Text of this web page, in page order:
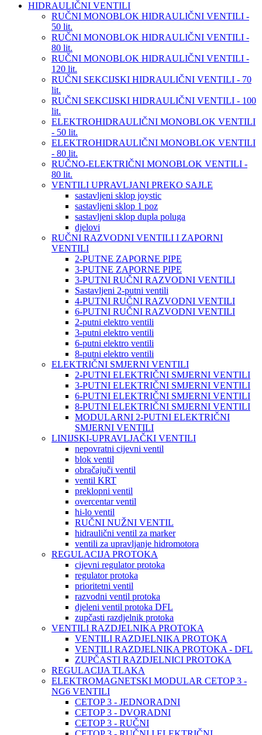
HIDRAULIČNI VENTILI
RUČNI MONOBLOK HIDRAULIČNI VENTILI -
50 lit.
RUČNI MONOBLOK HIDRAULIČNI VENTILI -
80 lit.
RUČNI MONOBLOK HIDRAULIČNI VENTILI -
120 lit.
RUČNI SEKCIJSKI HIDRAULIČNI VENTILI - 70
lit.
RUČNI SEKCIJSKI HIDRAULIČNI VENTILI - 100
lit.
ELEKTROHIDRAULIČNI MONOBLOK VENTILI
- 50 lit.
ELEKTROHIDRAULIČNI MONOBLOK VENTILI
- 80 lit.
RUČNO-ELEKTRIČNI MONOBLOK VENTILI -
80 lit.
VENTILI UPRAVLJANI PREKO SAJLE
sastavljeni sklop joystic
sastavljeni sklop 1 poz
sastavljeni sklop dupla poluga
djelovi
RUČNI RAZVODNI VENTILI I ZAPORNI
VENTILI
2-PUTNE ZAPORNE PIPE
3-PUTNE ZAPORNE PIPE
3-PUTNI RUČNI RAZVODNI VENTILI
Sastavljeni 2-putni ventili
4-PUTNI RUČNI RAZVODNI VENTILI
6-PUTNI RUČNI RAZVODNI VENTILI
2-putni elektro ventili
3-putni elektro ventili
6-putni elektro ventili
8-putni elektro ventili
ELEKTRIČNI SMJERNI VENTILI
2-PUTNI ELEKTRIČNI SMJERNI VENTILI
3-PUTNI ELEKTRIČNI SMJERNI VENTILI
6-PUTNI ELEKTRIČNI SMJERNI VENTILI
8-PUTNI ELEKTRIČNI SMJERNI VENTILI
MODULARNI 2-PUTNI ELEKTRIČNI
SMJERNI VENTILI
LINIJSKI-UPRAVLJAČKI VENTILI
nepovratni cijevni ventil
blok ventil
obračajuči ventil
ventil KRT
preklopni ventil
overcentar ventil
hi-lo ventil
RUČNI NUŽNI VENTIL
hidraulični ventil za marker
ventili za upravljanje hidromotora
REGULACIJA PROTOKA
cijevni regulator protoka
regulator protoka
prioritetni ventil
razvodni ventil protoka
djeleni ventil protoka DFL
zupčasti razdjelnik protoka
VENTILI RAZDJELNIKA PROTOKA
VENTILI RAZDJELNIKA PROTOKA
VENTILI RAZDJELNIKA PROTOKA - DFL
ZUPČASTI RAZDJELNICI PROTOKA
REGULACIJA TLAKA
ELEKTROMAGNETSKI MODULAR CETOP 3 -
NG6 VENTILI
CETOP 3 - JEDNORADNI
CETOP 3 - DVORADNI
CETOP 3 - RUČNI